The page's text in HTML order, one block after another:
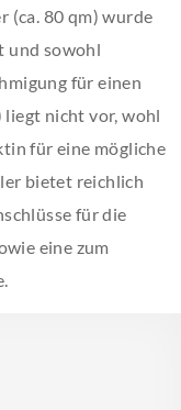
(ca. 80 qm) wurde
und sowohl
für einen
nicht vor, wohl
für eine mögliche
bietet reichlich
für die
eine zum